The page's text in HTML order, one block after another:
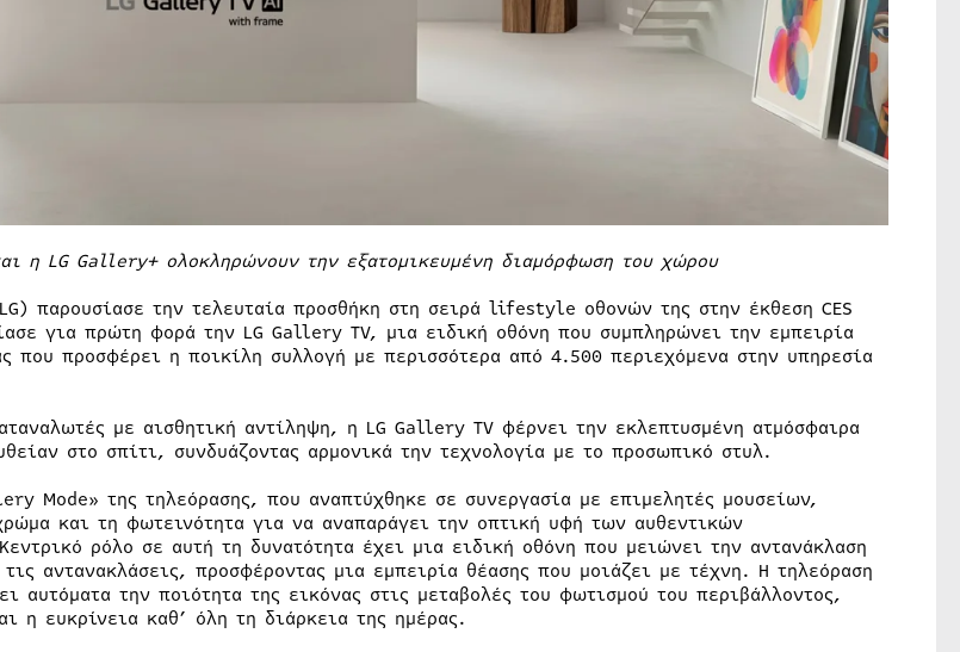
η LG Gallery+ ολοκληρώνουν την εξατομικευμένη διαμόρφωση του χώρου
παρουσίασε την τελευταία προσθήκη στη σειρά lifestyle οθονών της στην έκθεση CES
για πρώτη φορά την LG Gallery TV, μια ειδική οθόνη που συμπληρώνει την εμπειρία
που προσφέρει η ποικίλη συλλογή με περισσότερα από 4.500 περιεχόμενα στην υπηρεσία
με αισθητική αντίληψη, η LG Gallery TV φέρνει την εκλεπτυσμένη ατμόσφαιρα
στο σπίτι, συνδυάζοντας αρμονικά την τεχνολογία με το προσωπικό στυλ.
Mode» της τηλεόρασης, που αναπτύχθηκε σε συνεργασία με επιμελητές μουσείων,
και τη φωτεινότητα για να αναπαράγει την οπτική υφή των αυθεντικών
ρόλο σε αυτή τη δυνατότητα έχει μια ειδική οθόνη που μειώνει την αντανάκλαση
τις αντανακλάσεις, προσφέροντας μια εμπειρία θέασης που μοιάζει με τέχνη. Η τηλεόραση
αυτόματα την ποιότητα της εικόνας στις μεταβολές του φωτισμού του περιβάλλοντος,
η ευκρίνεια καθ’ όλη τη διάρκεια της ημέρας.